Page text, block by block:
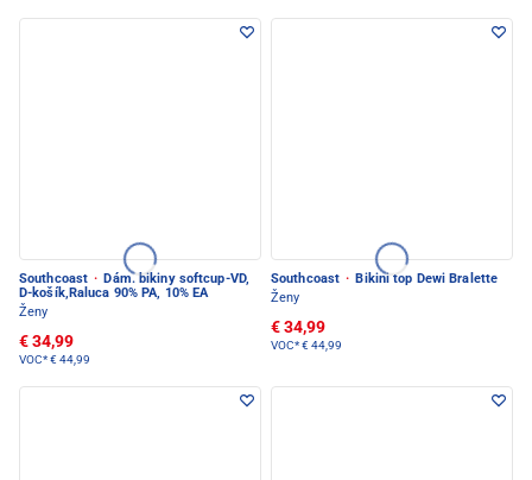
Southcoast · Dám. bikiny softcup-VD,
D-košík,Raluca 90% PA, 10% EA
Ženy
€ 34,99
VOC*€ 44,99
Southcoast · Bikini top Dewi Bralette
Ženy
€ 34,99
VOC*€ 44,99